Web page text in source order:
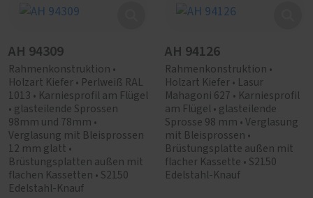
AH 94309
Rahmenkonstruktion •
Holzart Kiefer • Perlweiß RAL
1013 • Karniesprofil am Flügel
• glasteilende Sprossen
98mm und 78mm •
Verglasung mit Bleisprossen
12 mm glatt •
Brüstungsplatten außen mit
flachen Kassetten • S2150
Edelstahl-Knauf
AH 94126
Rahmenkonstruktion •
Holzart Kiefer • Lasur
Mahagoni 627 • Karniesprofil
am Flügel • glasteilende
Sprosse 98 mm • Verglasung
mit Bleisprossen •
Brüstungsplatte außen mit
flacher Kassette • S2150
Edelstahl-Knauf